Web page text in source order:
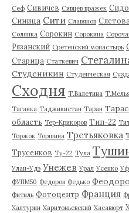
Сеф Сивичев Сивцев вражек
Синица Сити Славянов Слетова
Солянка Сорокин Сорокина
Рязанский Сретенский монастырь
Старица Статкевич
Студеникин Студенческая
Сходня Т.Валетина
Таганка Таджикистан Таран
область Тер-Крикоров Тип-22
Торжок Торшина Третьяковка
Трусенков Ту-22 Тула
Улан-Удэ Унежев Урал Усенко
ФУПМ50 Федоров Федько
Фитиль Фотоцентр Франция
Халтурин Харитоньевский Хасавюрт